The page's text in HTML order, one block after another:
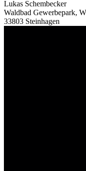
Lukas Schembecker
Waldbad Gewerbepark,
33803 Steinhagen